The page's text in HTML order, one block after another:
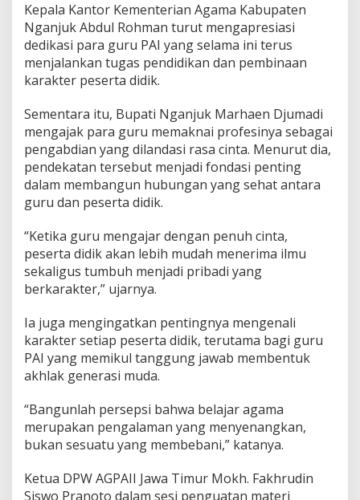
Kepala Kantor Kementerian Agama Kabupaten
Nganjuk Abdul Rohman turut mengapresiasi
dedikasi para guru PAI yang selama ini terus
menjalankan tugas pendidikan dan pembinaan
karakter peserta didik.
Sementara itu, Bupati Nganjuk Marhaen Djumadi
mengajak para guru memaknai profesinya sebagai
pengabdian yang dilandasi rasa cinta. Menurut dia,
pendekatan tersebut menjadi fondasi penting
dalam membangun hubungan yang sehat antara
guru dan peserta didik.
“Ketika guru mengajar dengan penuh cinta,
peserta didik akan lebih mudah menerima ilmu
sekaligus tumbuh menjadi pribadi yang
berkarakter,” ujarnya.
Ia juga mengingatkan pentingnya mengenali
karakter setiap peserta didik, terutama bagi guru
PAI yang memikul tanggung jawab membentuk
akhlak generasi muda.
“Bangunlah persepsi bahwa belajar agama
merupakan pengalaman yang menyenangkan,
bukan sesuatu yang membebani,” katanya.
Ketua DPW AGPAII Jawa Timur Mokh. Fakhrudin
Siswo Pranoto dalam sesi penguatan materi